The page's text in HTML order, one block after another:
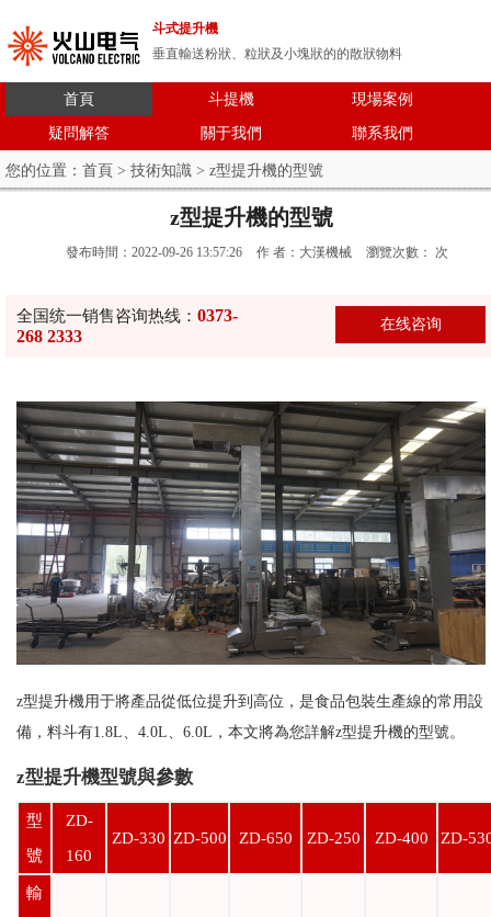
斗式提升機
垂直輸送粉狀、粒狀及小塊狀的的散狀物料
首頁 斗提機 現場案例
疑問解答 關于我們 聯系我們
您的位置： 首頁 > 技術知識 > z型提升機的型號
z型提升機的型號
發布時間：2022-09-26 13:57:26 作 者：大漢機械 瀏覽次數： 次
全国统一销售咨询热线： 0373-
268 2333
在线咨询
z型提升機用于將產品從低位提升到高位，是食品包裝生產線的常用設
備，料斗有1.8L、4.0L、6.0L，本文將為您詳解z型提升機的型號。
z型提升機型號與參數
型
號
ZD-
160
ZD-330 ZD-500 ZD-650 ZD-250 ZD-400 ZD-
輸